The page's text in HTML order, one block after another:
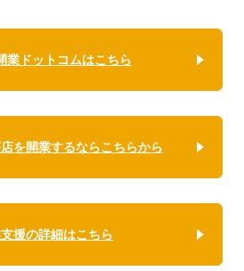
業ドットコムはこちら
を開業するならこちらから
援の詳細はこちら